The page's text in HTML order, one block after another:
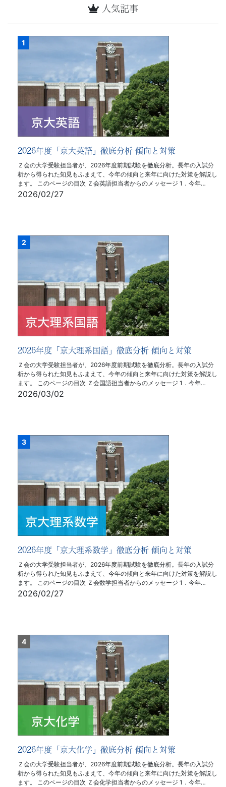
人気記事
2026年度「京大英語」徹底分析 傾向と対策
Ｚ会の大学受験担当者が、2026年度前期試験を徹底分析。長年の入試分
析から得られた知見もふまえて、今年の傾向と来年に向けた対策を解説し
ます。 このページの目次 Ｚ会英語担当者からのメッセージ 1．今年…
2026/02/27
2026年度「京大理系国語」徹底分析 傾向と対策
Ｚ会の大学受験担当者が、2026年度前期試験を徹底分析。長年の入試分
析から得られた知見もふまえて、今年の傾向と来年に向けた対策を解説し
ます。 このページの目次 Ｚ会国語担当者からのメッセージ 1．今年…
2026/03/02
2026年度「京大理系数学」徹底分析 傾向と対策
Ｚ会の大学受験担当者が、2026年度前期試験を徹底分析。長年の入試分
析から得られた知見もふまえて、今年の傾向と来年に向けた対策を解説し
ます。 このページの目次 Ｚ会数学担当者からのメッセージ 1．今年…
2026/02/27
2026年度「京大化学」徹底分析 傾向と対策
Ｚ会の大学受験担当者が、2026年度前期試験を徹底分析。長年の入試分
析から得られた知見もふまえて、今年の傾向と来年に向けた対策を解説し
ます。 このページの目次 Ｚ会化学担当者からのメッセージ 1．今年…